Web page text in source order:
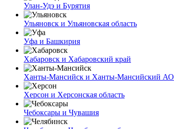
Улан-Удэ и Бурятия
Ульяновск и Ульяновская область
Уфа и Башкирия
Хабаровск и Хабаровский край
Ханты-Мансийск и Ханты-Мансийский АО
Херсон и Херсонская область
Чебоксары и Чувашия